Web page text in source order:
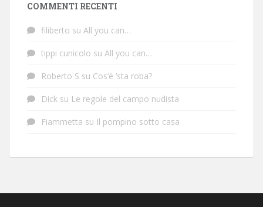
COMMENTI RECENTI
filiberto su All you can…
tippi cunicolo su All you can…
Roberto S su Cos’è ‘sta roba?
Dick su Le regole del campo nudista
Fiammetta su Il pompino sotto casa